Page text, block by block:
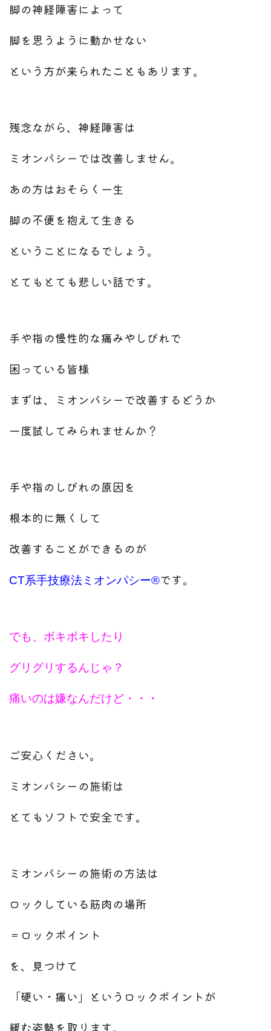
脚の神経障害によって
脚を思うように動かせない
という方が来られたこともあります。
残念ながら、神経障害は
ミオンパシーでは改善しません。
あの方はおそらく一生
脚の不便を抱えて生きる
ということになるでしょう。
とてもとても悲しい話です。
手や指の慢性的な痛みやしびれで
困っている皆様
まずは、ミオンパシーで改善するどうか
一度試してみられませんか？
手や指のしびれの原因を
根本的に無くして
改善することができるのが
CT系手技療法ミオンパシー®です。
でも、ボキボキしたり
グリグリするんじゃ？
痛いのは嫌なんだけど・・・
ご安心ください。
ミオンパシーの施術は
とてもソフトで安全です。
ミオンパシーの施術の方法は
ロックしている筋肉の場所
＝ロックポイント
を、見つけて
「硬い・痛い」というロックポイントが
緩む姿勢を取ります。